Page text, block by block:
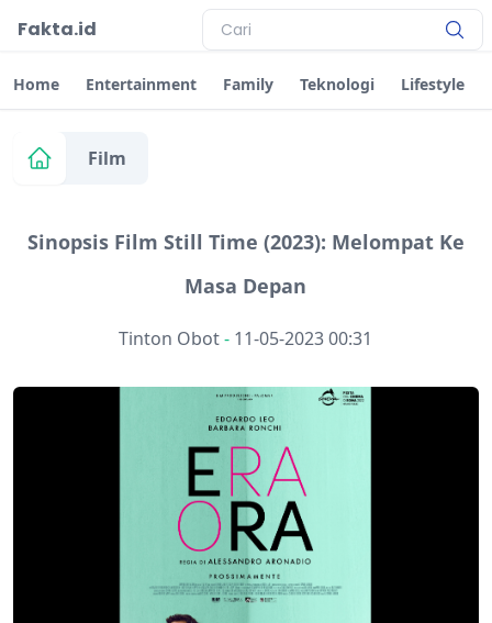
Fakta.id
Home Entertainment Family Teknologi Lifestyle
Film
Sinopsis Film Still Time (2023): Melompat Ke
Masa Depan
Tinton Obot- 11-05-2023 00:31